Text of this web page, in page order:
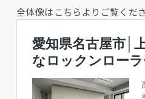
全体像はこちらよりご覧くださ